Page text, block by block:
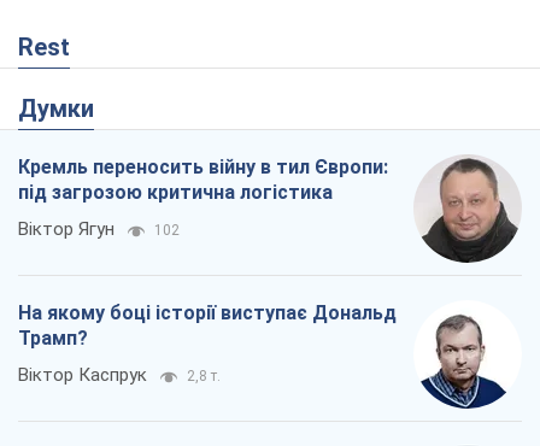
Rest
Думки
Кремль переносить війну в тил Європи:
під загрозою критична логістика
Віктор Ягун 102
На якому боці історії виступає Дональд
Трамп?
Віктор Каспрук 2,8 т.